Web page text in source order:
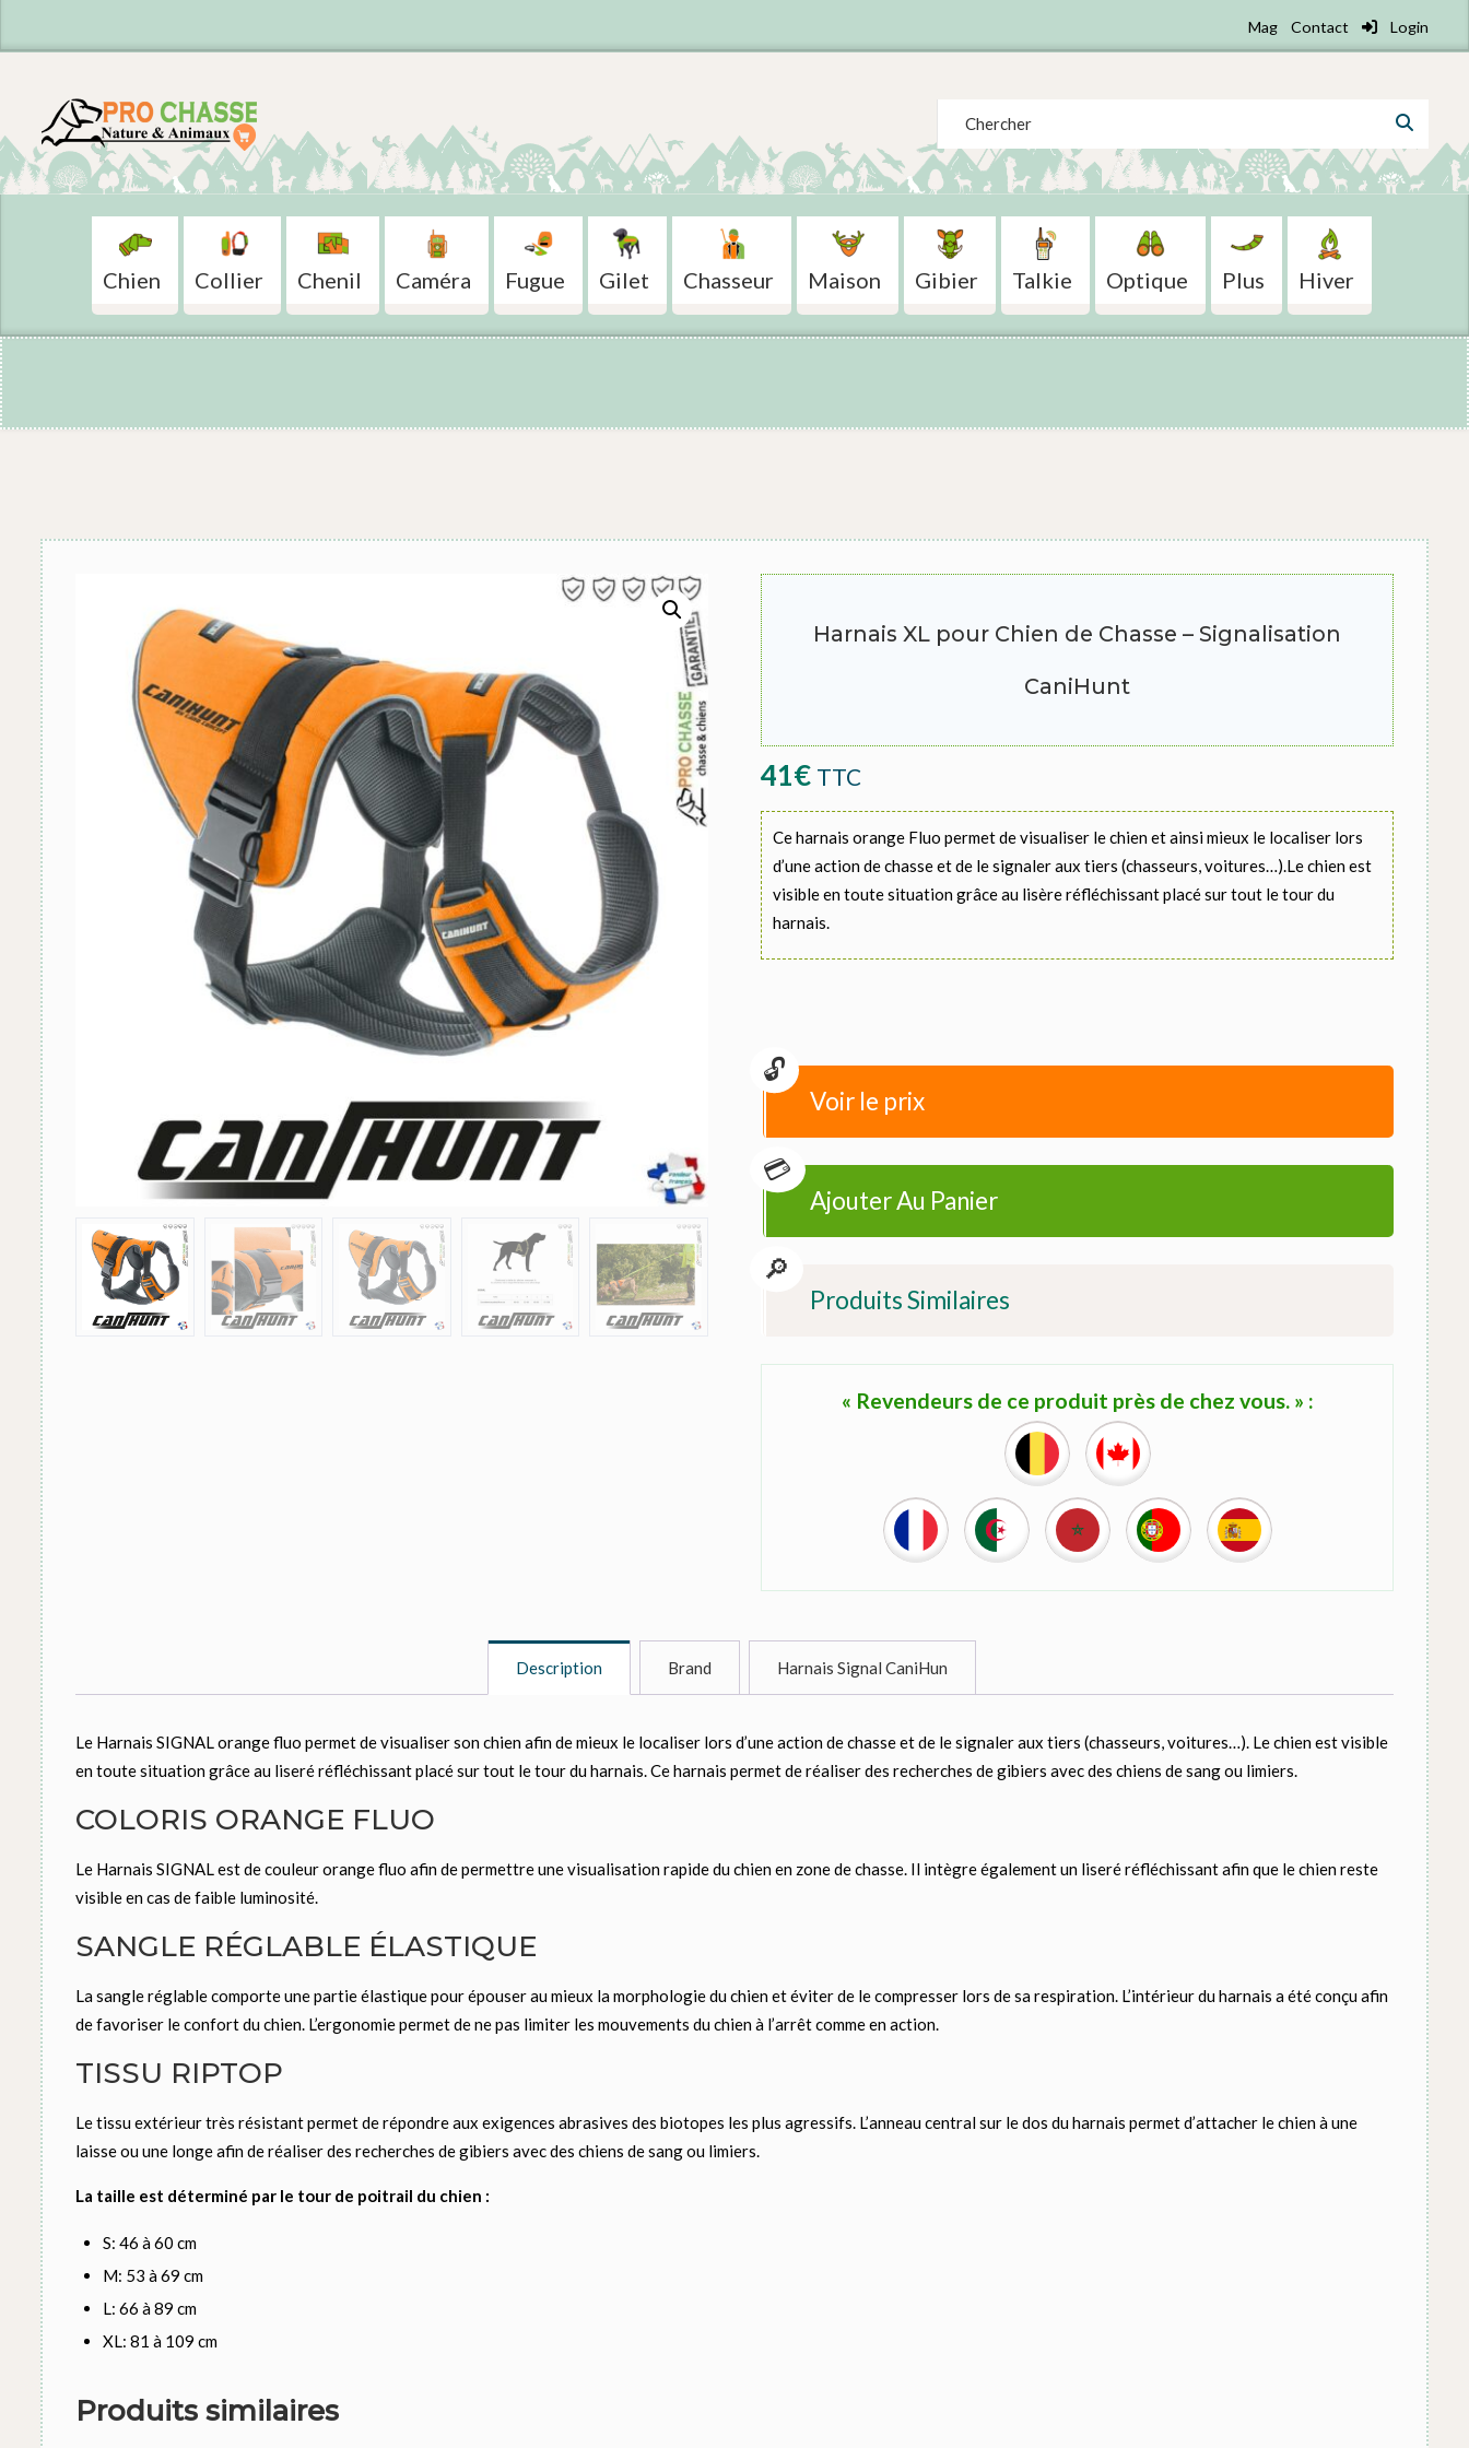
Mag Contact Login
Chien Collier Chenil Caméra Fugue Gilet Chasseur Maison Gibier Talkie Optique Plus Hiver
Harnais XL pour Chien de Chasse – Signalisation
CaniHunt
41€ TTC
Ce harnais orange Fluo permet de visualiser le chien et ainsi mieux le localiser lors
d’une action de chasse et de le signaler aux tiers (chasseurs, voitures…).Le chien est
visible en toute situation grâce au lisère réfléchissant placé sur tout le tour du
harnais.
Voir le prix
Ajouter Au Panier
Produits Similaires
« Revendeurs de ce produit près de chez vous. » :
Description Brand Harnais Signal CaniHun
Le Harnais SIGNAL orange fluo permet de visualiser son chien afin de mieux le localiser lors d’une action de chasse et de le signaler aux tiers (chasseurs, voitures…). Le chien est visible
en toute situation grâce au liseré réfléchissant placé sur tout le tour du harnais. Ce harnais permet de réaliser des recherches de gibiers avec des chiens de sang ou limiers.
COLORIS ORANGE FLUO
Le Harnais SIGNAL est de couleur orange fluo afin de permettre une visualisation rapide du chien en zone de chasse. Il intègre également un liseré réfléchissant afin que le chien reste
visible en cas de faible luminosité.
SANGLE RÉGLABLE ÉLASTIQUE
La sangle réglable comporte une partie élastique pour épouser au mieux la morphologie du chien et éviter de le compresser lors de sa respiration. L’intérieur du harnais a été conçu afin
de favoriser le confort du chien. L’ergonomie permet de ne pas limiter les mouvements du chien à l’arrêt comme en action.
TISSU RIPTOP
Le tissu extérieur très résistant permet de répondre aux exigences abrasives des biotopes les plus agressifs. L’anneau central sur le dos du harnais permet d’attacher le chien à une
laisse ou une longe afin de réaliser des recherches de gibiers avec des chiens de sang ou limiers.
La taille est déterminé par le tour de poitrail du chien :
S: 46 à 60 cm
M: 53 à 69 cm
L: 66 à 89 cm
XL: 81 à 109 cm
Produits similaires